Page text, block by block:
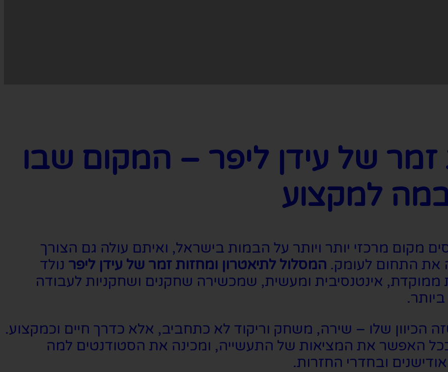
של עידן ליפר – המקום שבו
למקצוע
מקום מרכזי יותר ויותר על הבמות בישראל, ואיתם עולה גם הצורך
את התחום לעומק. המסלול לתיאטרון ומחזות זמר של עידן ליפר נולד
ממוקדת, אינטנסיבית ומעשית, שמכשירה שחקנים ושחקניות לעבודה
הכיוון שלו – שירה, משחק וריקוד לא כתחביב, אלא כדרך חיים וכמקצוע.
האפשר את המציאות של התעשייה, ומכינה את הסטודנטים למה
ובחדרי החזרות.